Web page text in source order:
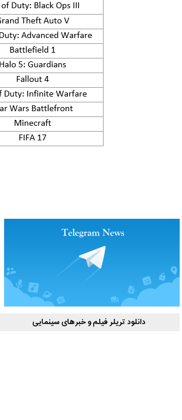
دانلود تریلر فیلم و خبرهای سینمایی